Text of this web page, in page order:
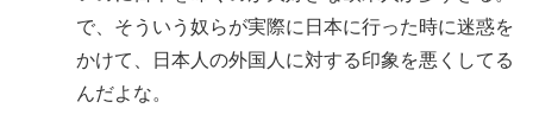
で、そういう奴らが実際に日本に行った時に迷惑を
かけて、日本人の外国人に対する印象を悪くしてる
んだよな。